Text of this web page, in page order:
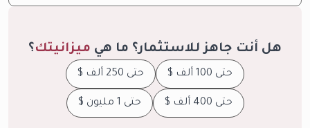
هل أنت جاهز للاستثمار؟ ما هيميزانيتك؟
حتى 100 ألف $ حتى 250 ألف $
حتى 400 ألف $ حتى 1 مليون $